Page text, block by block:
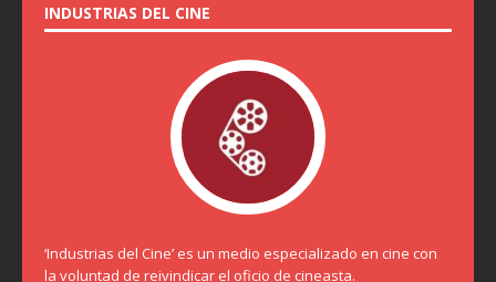
INDUSTRIAS DEL CINE
‘Industrias del Cine’ es un medio especializado en cine con
la voluntad de reivindicar el oficio de cineasta.